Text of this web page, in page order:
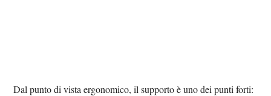
Dal punto di vista ergonomico, il supporto è uno dei punti forti: